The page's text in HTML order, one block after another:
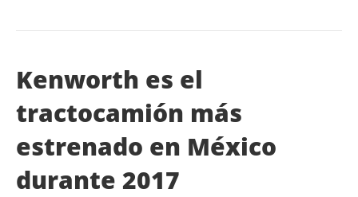
Kenworth es el
tractocamión más
estrenado en México
durante 2017